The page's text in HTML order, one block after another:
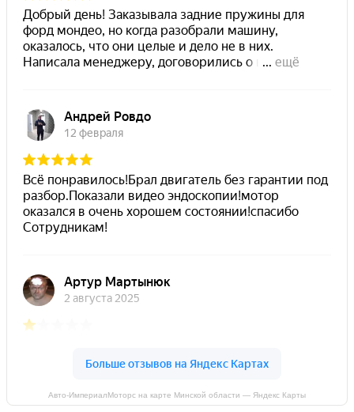
Авто-ИмпериалМоторс на карте Минской области — Яндекс Карты